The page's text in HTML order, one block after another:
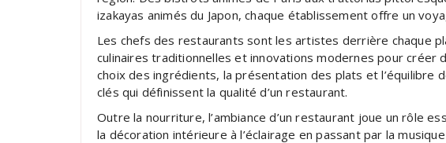
izakayas animés du Japon, chaque établissement offre un
Les chefs des restaurants sont les artistes derrière chaque
culinaires traditionnelles et innovations modernes pour créer
choix des ingrédients, la présentation des plats et l’équilibre
clés qui définissent la qualité d’un restaurant.
Outre la nourriture, l’ambiance d’un restaurant joue un rôle
la décoration intérieure à l’éclairage en passant par la